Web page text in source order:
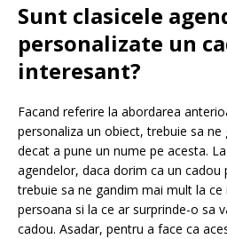
Sunt clasicele
personalizate un
interesant?
Facand referire la abordarea
personaliza un obiect, trebuie sa
decat a pune un nume pe acesta.
agendelor, daca dorim ca un cadou
trebuie sa ne gandim mai mult la
persoana si la ce ar surprinde-o sa
cadou. Asadar, pentru a face ca